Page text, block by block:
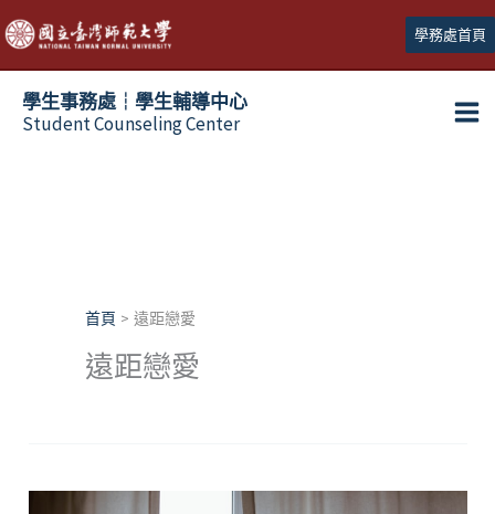
跳
至
主
學務處首頁
學生事務處┆學生輔導中心
Student Counseling Center
首頁 遠距戀愛
遠距戀愛